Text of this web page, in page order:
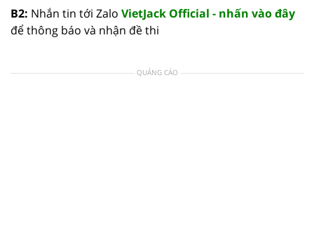
B2: Nhắn tin tới Zalo VietJack Official - nhấn vào đây
để thông báo và nhận đề thi
QUẢNG CÁO